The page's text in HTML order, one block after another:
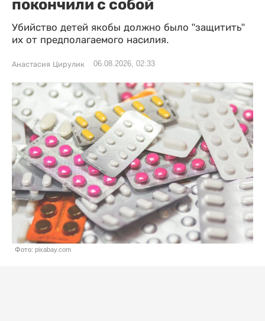
покончили с собой
Убийство детей якобы должно было "защитить"
их от предполагаемого насилия.
Анастасия Цирулик 06.08.2026, 02:33
Фото: pixabay.com